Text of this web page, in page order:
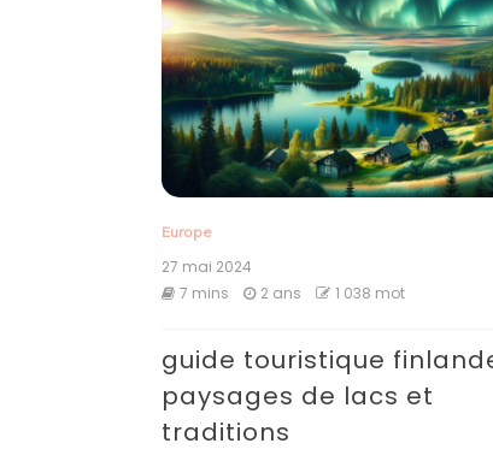
Europe
27 mai 2024
7 mins
2 ans 1 038 mot
guide touristique
paysages de lacs et
traditions